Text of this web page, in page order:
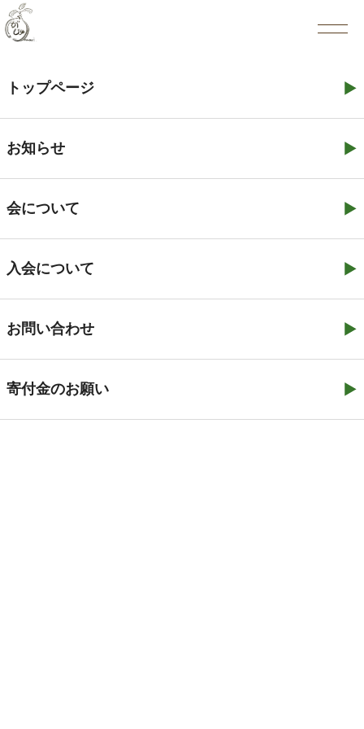
トップページ
お知らせ
会について
入会について
お問い合わせ
寄付金のお願い
2025.07.24
メディア掲載
NHKニュース7 (セブン) ・ 「特集 『医
療観察制度開始から20年 制度の課題
は』」放送
一覧へ戻る
当会の活動は赤い羽根福祉基金 特別プログラム 「被
害者やその家族等への支援活動助成」の助成を受けて行